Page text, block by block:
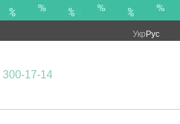
Укр Рус
300-17-14